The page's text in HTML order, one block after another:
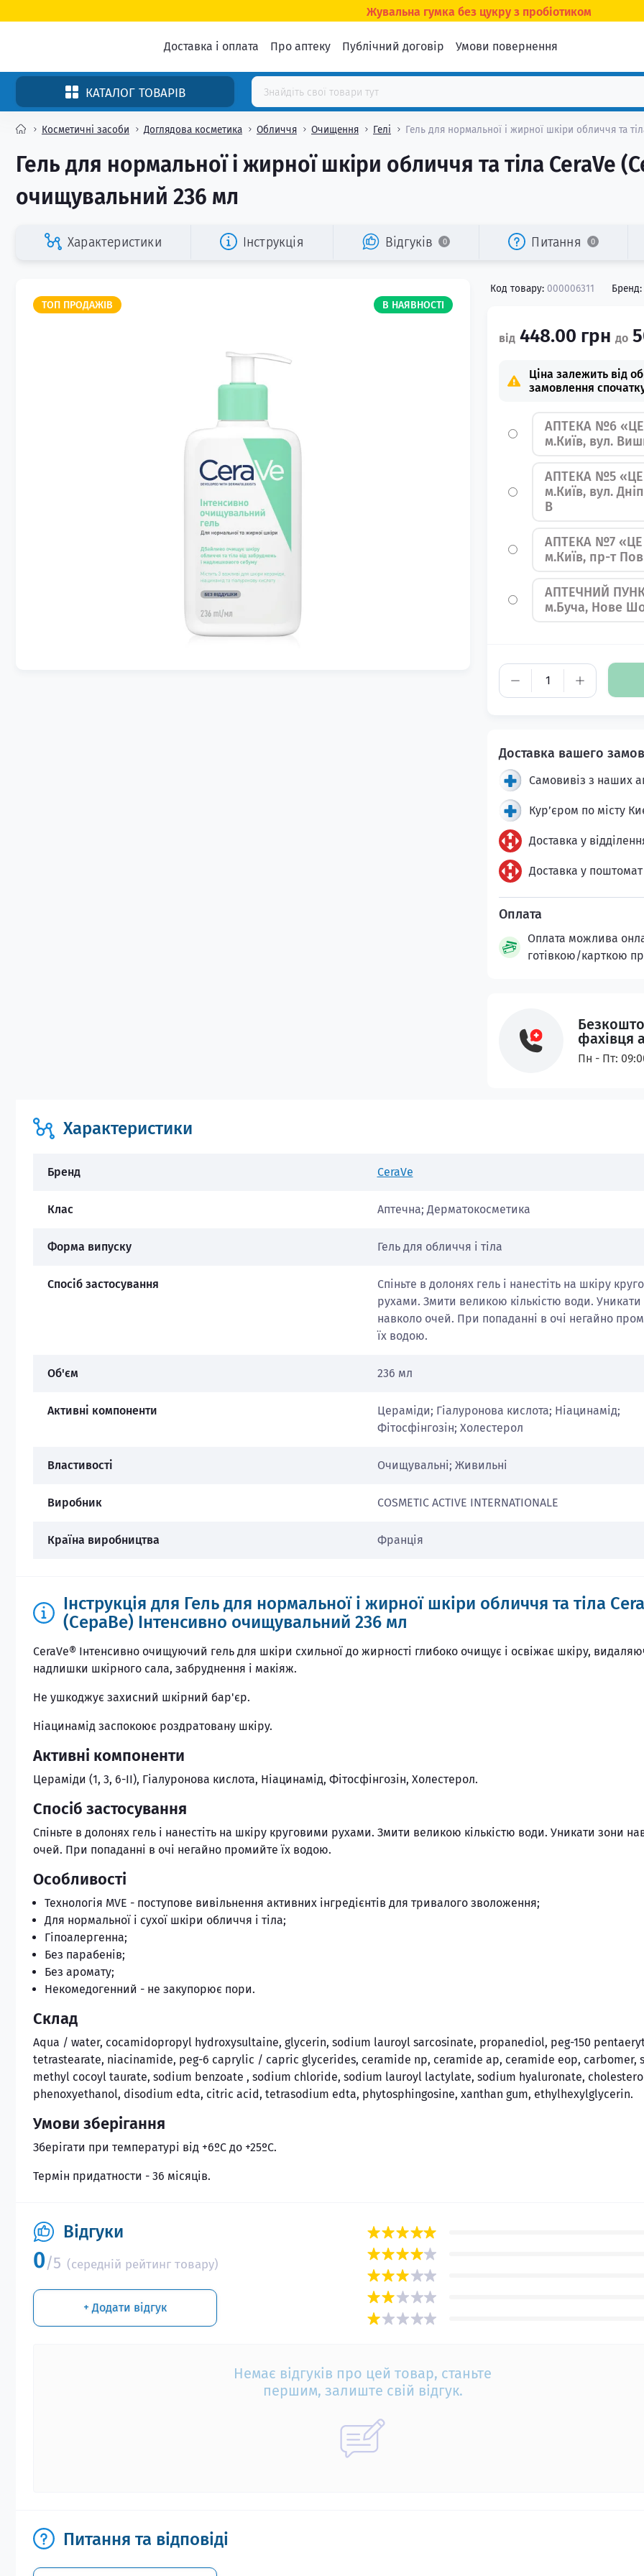
Жувальна гумка без цукру з пробіотиком
Доставка і оплата Про аптеку Публічний договір Умови повернення
КАТАЛОГ ТОВАРІВ
Косметичні засоби Доглядова косметика Обличчя Очищення Гелі Гель для нормальної і жирної шкіри обличчя та
Гель для нормальної і жирної шкіри обличчя та тіла CeraVe
очищувальний 236 мл
Характеристики Інструкція Відгуків 0 Питання 0
ТОП ПРОДАЖІВ В НАЯВНОСТІ
Код товару: 000006311 Бренд:
448.00 грн
Ціна залежить від
замовлення
АПТЕКА №6
м.Київ, вул.
АПТЕКА №5
м.Київ, вул.
В
АПТЕКА №7
м.Київ, пр-т
АПТЕЧНИЙ
м.Буча, Нове
Самовивіз з наших
Кур’єром по місту
Доставка у
Доставка у
Оплата можлива
готівкою/карткою
фахівця
Пн - Пт:
Характеристики
Бренд CeraVe
Клас Аптечна; Дерматокосметика
Форма випуску Гель для обличчя і тіла
Спосіб застосування
Спіньте в долонях гель і нанестіть на шкіру
рухами. Змити великою кількістю води. Уникати
навколо очей. При попаданні в очі негайно
їх водою.
Об'єм 236 мл
Активні компоненти
Цераміди; Гіалуронова кислота; Ніацинамід;
Фітосфінгозін; Холестерол
Властивості Очищувальні; Живильні
Виробник COSMETIC ACTIVE INTERNATIONALE
Країна виробництва Франція
Інструкція для Гель для нормальної і жирної шкіри обличчя та тіла
(СераВе) Інтенсивно очищувальний 236 мл
CeraVe® Інтенсивно очищуючий гель для шкіри схильної до жирності глибоко очищує і освіжає шкіру,
надлишки шкірного сала, забруднення і макіяж.
Не ушкоджує захисний шкірний бар'єр.
Ніацинамід заспокоює роздратовану шкіру.
Активні компоненти
Цераміди (1, 3, 6-II), Гіалуронова кислота, Ніацинамід, Фітосфінгозін, Холестерол.
Спосіб застосування
Спіньте в долонях гель і нанестіть на шкіру круговими рухами. Змити великою кількістю води. Уникати зони
очей. При попаданні в очі негайно промийте їх водою.
Особливості
Технологія MVE - поступове вивільнення активних інгредієнтів для тривалого зволоження;
Для нормальної і сухої шкіри обличчя і тіла;
Гіпоалергенна;
Без парабенів;
Без аромату;
Некомедогенний - не закупорює пори.
Склад
Аqua / water, cocamidopropyl hydroxysultaine, glycerin, sodium lauroyl sarcosinate, propanediol, peg-150
tetrastearate, niacinamide, peg-6 caprylic / capric glycerides, ceramide np, ceramide ap, ceramide eop, carbomer,
methyl cocoyl taurate, sodium benzoate , sodium chloride, sodium lauroyl lactylate, sodium hyaluronate,
phenoxyethanol, disodium edta, citric acid, tetrasodium edta, phytosphingosine, xanthan gum, ethylhexylglycerin.
Умови зберігання
Зберігати при температурі від +6ºС до +25ºС.
Термін придатности - 36 місяців.
Відгуки
0/5 (середній рейтинг товару)
+ Додати відгук
Немає відгуків про цей товар, станьте
першим, залиште свій відгук.
Питання та відповіді